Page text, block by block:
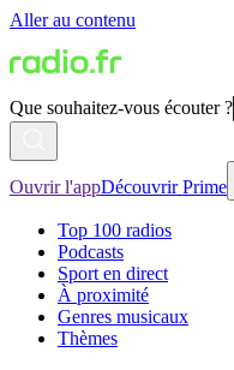
Aller au contenu
Que souhaitez-vous écouter ?
Ouvrir l'appDécouvrir Prime
Top 100 radios
Podcasts
Sport en direct
À proximité
Genres musicaux
Thèmes